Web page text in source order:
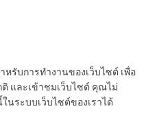
รับการทำงานของเว็บไซต์ เพื่อ
และเข้าชมเว็บไซต์ คุณไม่
นระบบเว็บไซต์ของเราได้